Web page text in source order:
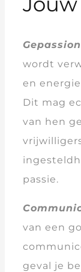
wordt
en
Dit mag
van hen
passie.
van een
geval je